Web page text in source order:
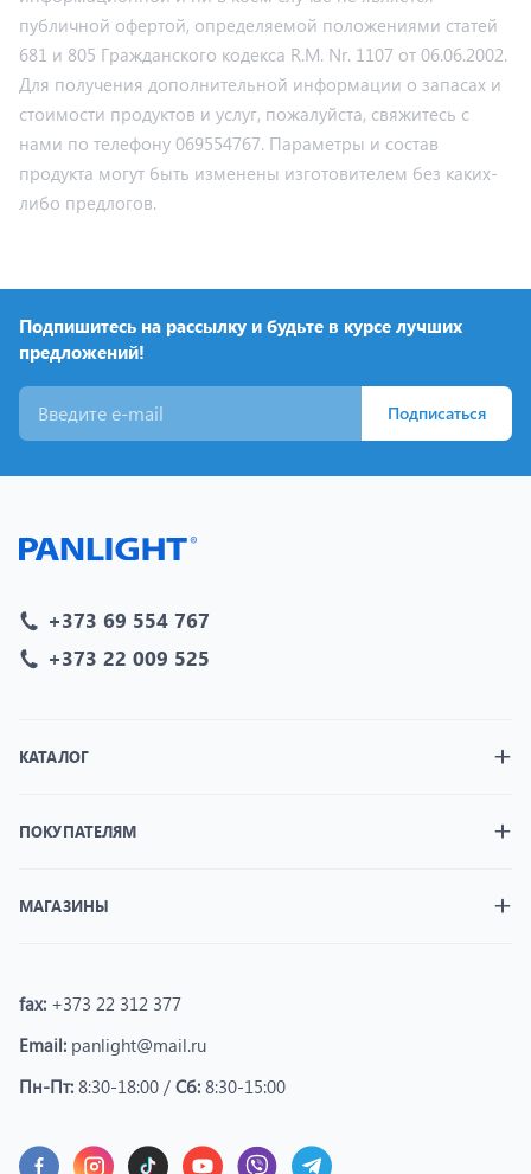
публичной офертой, определяемой положениями статей
681 и 805 Гражданского кодекса R.M. Nr. 1107 от 06.06.2002.
Для получения дополнительной информации о запасах и
стоимости продуктов и услуг, пожалуйста, свяжитесь с
нами по телефону 069554767. Параметры и состав
продукта могут быть изменены изготовителем без каких-
либо предлогов.
Подпишитесь на рассылку и будьте в курсе лучших
предложений!
Подписаться
+373 69 554 767
+373 22 009 525
КАТАЛОГ
ПОКУПАТЕЛЯМ
МАГАЗИНЫ
fax: +373 22 312 377
Email: panlight@mail.ru
Пн-Пт: 8:30-18:00 / Сб: 8:30-15:00